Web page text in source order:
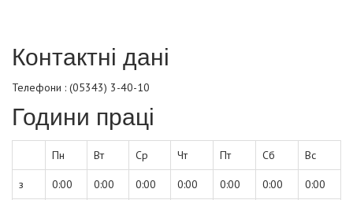
Контактні дані
Телефони : (05343) 3-40-10
Години праці
Пн Вт Ср Чт Пт Сб Вс
з 0:00 0:00 0:00 0:00 0:00 0:00 0:00